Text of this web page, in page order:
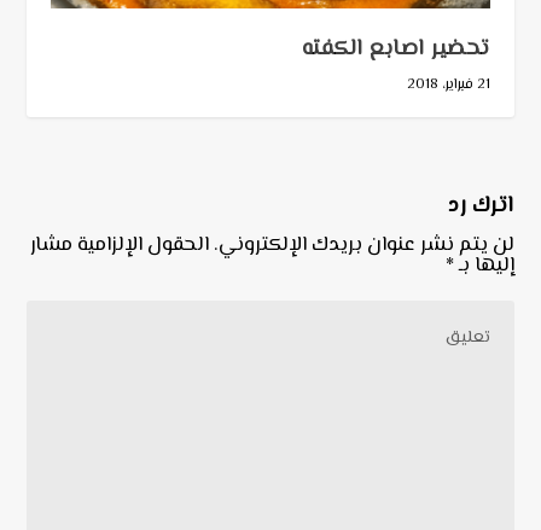
تحضير اصابع الكفته
21 فبراير، 2018
اترك رد
لن يتم نشر عنوان بريدك الإلكتروني. الحقول الإلزامية مشار
إليها بـ*